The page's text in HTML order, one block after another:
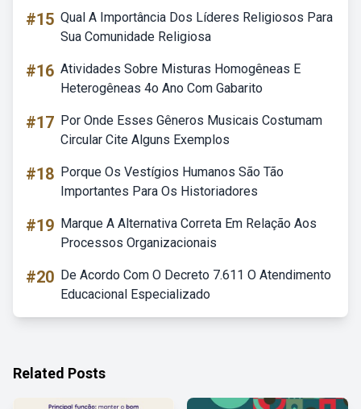
#15 Qual A Importância Dos Líderes Religiosos Para
Sua Comunidade Religiosa
#16 Atividades Sobre Misturas Homogêneas E
Heterogêneas 4o Ano Com Gabarito
#17 Por Onde Esses Gêneros Musicais Costumam
Circular Cite Alguns Exemplos
#18 Porque Os Vestígios Humanos São Tão
Importantes Para Os Historiadores
#19 Marque A Alternativa Correta Em Relação Aos
Processos Organizacionais
#20 De Acordo Com O Decreto 7.611 O Atendimento
Educacional Especializado
Related Posts